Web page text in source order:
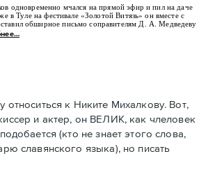
одновременно мчался на прямой эфир и пил на даче
в Туле на фестивале «Золотой Витязь» он вместе с
обширное письмо соправителям Д. А. Медведеву
относиться к Никите Михалкову. Вот,
и актер, он ВЕЛИК, как члеловек
(кто не знает этого слова,
славянского языка), но писать